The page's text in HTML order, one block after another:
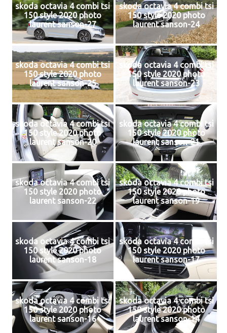
skoda octavia 4 combi tsi
150 style 2020 photo
laurent sanson-27
skoda octavia 4 combi tsi
150 style 2020 photo
laurent sanson-24
skoda octavia 4 combi tsi
150 style 2020 photo
laurent sanson-25
skoda octavia 4 combi tsi
150 style 2020 photo
laurent sanson-23
skoda octavia 4 combi tsi
150 style 2020 photo
laurent sanson-20
skoda octavia 4 combi tsi
150 style 2020 photo
laurent sanson-21
skoda octavia 4 combi tsi
150 style 2020 photo
laurent sanson-22
skoda octavia 4 combi tsi
150 style 2020 photo
laurent sanson-19
skoda octavia 4 combi tsi
150 style 2020 photo
laurent sanson-18
skoda octavia 4 combi tsi
150 style 2020 photo
laurent sanson-17
skoda octavia 4 combi tsi
150 style 2020 photo
laurent sanson-16
skoda octavia 4 combi tsi
150 style 2020 photo
laurent sanson-14